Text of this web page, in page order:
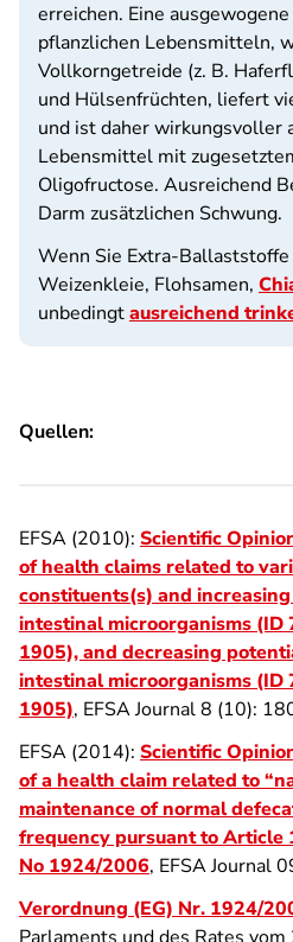
erreichen. Eine
pflanzlichen Lebensmitteln,
Vollkorngetreide (z. B.
und Hülsenfrüchten, liefert
und ist daher wirkungsvoller
Lebensmittel mit
Oligofructose. Ausreichend
Darm zusätzlichen Schwung.
Wenn Sie Extra-Ballaststoffe
Weizenkleie, Flohsamen,
unbedingtausreichend
Quellen:
EFSA (2010): Scientific
of health claims related to
constituents(s) and
intestinal microorganisms (ID
1905), and decreasing
intestinal microorganisms (ID
1905), EFSA Journal 8 (10):
EFSA (2014): Scientific
of a health claim related to
maintenance of normal
frequency pursuant to Article
No 1924/2006, EFSA Journal
Verordnung (EG) Nr. 1924/